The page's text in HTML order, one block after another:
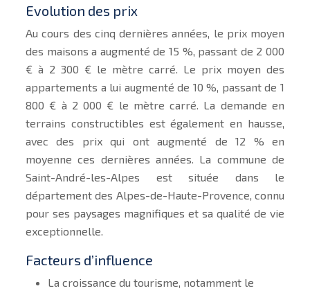
Evolution des prix
Au cours des cinq dernières années, le prix moyen
des maisons a augmenté de 15 %, passant de 2 000
€ à 2 300 € le mètre carré. Le prix moyen des
appartements a lui augmenté de 10 %, passant de 1
800 € à 2 000 € le mètre carré. La demande en
terrains constructibles est également en hausse,
avec des prix qui ont augmenté de 12 % en
moyenne ces dernières années. La commune de
Saint-André-les-Alpes est située dans le
département des Alpes-de-Haute-Provence, connu
pour ses paysages magnifiques et sa qualité de vie
exceptionnelle.
Facteurs d’influence
La croissance du tourisme, notamment le